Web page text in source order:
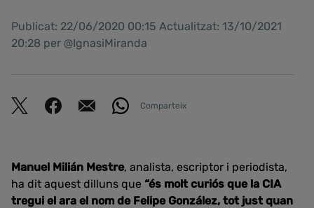
Publicat: 22/06/2020 00:15 Actualitzat: 13/10/2021
20:28 per @IgnasiMiranda
Comparteix
Manuel Milián Mestre, analista, escriptor i periodista,
ha dit aquest dilluns que “és molt curiós que la CIA
tregui el ara el nom de Felipe González, tot just quan